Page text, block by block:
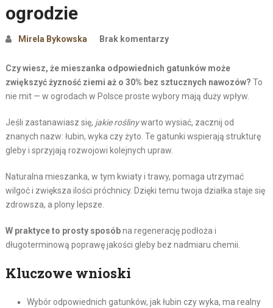
ogrodzie
Mirela Bykowska Brak komentarzy
Czy wiesz, że mieszanka odpowiednich gatunków może
zwiększyć żyzność ziemi aż o 30% bez sztucznych nawozów? To
nie mit — w ogrodach w Polsce proste wybory mają duży wpływ.
Jeśli zastanawiasz się, jakie roślinywarto wysiać, zacznij od
znanych nazw: łubin, wyka czy żyto. Te gatunki wspierają strukturę
gleby i sprzyjają rozwojowi kolejnych upraw.
Naturalna mieszanka, w tym kwiaty i trawy, pomaga utrzymać
wilgoć i zwiększa ilości próchnicy. Dzięki temu twoja działka staje się
zdrowsza, a plony lepsze.
W praktyce to prosty sposóbna regenerację podłoża i
długoterminową poprawę jakości gleby bez nadmiaru chemii.
Kluczowe wnioski
Wybór odpowiednich gatunków, jak łubin czy wyka, ma realny